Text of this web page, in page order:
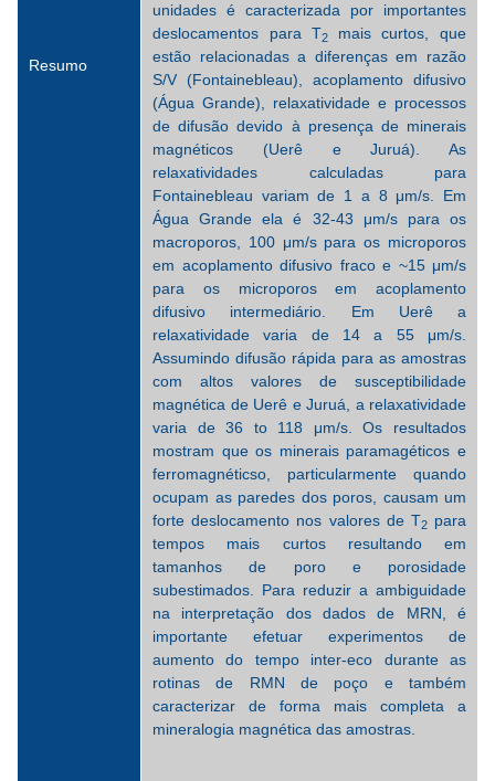
Resumo
unidades é caracterizada por importantes
deslocamentos para T2 mais curtos, que
estão relacionadas a diferenças em razão
S/V (Fontainebleau), acoplamento difusivo
(Água Grande), relaxatividade e processos
de difusão devido à presença de minerais
magnéticos (Uerê e Juruá). As
relaxatividades calculadas para
Fontainebleau variam de 1 a 8 μm/s. Em
Água Grande ela é 32-43 μm/s para os
macroporos, 100 μm/s para os microporos
em acoplamento difusivo fraco e ~15 μm/s
para os microporos em acoplamento
difusivo intermediário. Em Uerê a
relaxatividade varia de 14 a 55 μm/s.
Assumindo difusão rápida para as amostras
com altos valores de susceptibilidade
magnética de Uerê e Juruá, a relaxatividade
varia de 36 to 118 μm/s. Os resultados
mostram que os minerais paramagéticos e
ferromagnéticso, particularmente quando
ocupam as paredes dos poros, causam um
forte deslocamento nos valores de T2para
tempos mais curtos resultando em
tamanhos de poro e porosidade
subestimados. Para reduzir a ambiguidade
na interpretação dos dados de MRN, é
importante efetuar experimentos de
aumento do tempo inter-eco durante as
rotinas de RMN de poço e também
caracterizar de forma mais completa a
mineralogia magnética das amostras.